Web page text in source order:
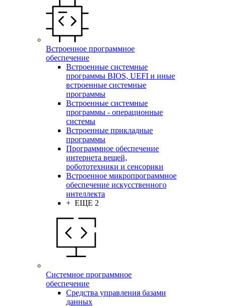
Встроенное программное
обеспечение
Встроенные системные
программы BIOS, UEFI и иные
встроенные системные
программы
Встроенные системные
программы - операционные
системы
Встроенные прикладные
программы
Программное обеспечение
интернета вещей,
робототехники и сенсорики
Встроенное микропрограммное
обеспечение искусственного
интеллекта
+ ЕЩЕ 2
Системное программное
обеспечение
Средства управления базами
данных